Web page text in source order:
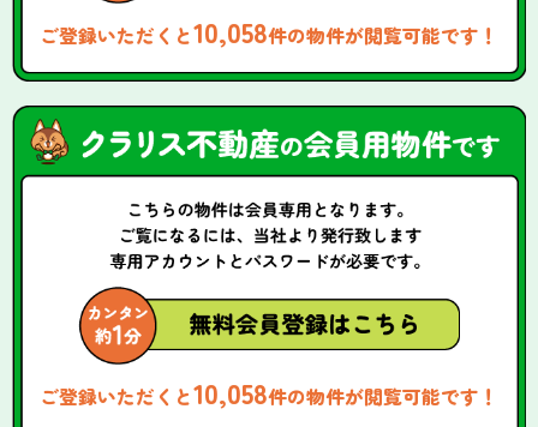
ご登録いただくと10,058件の物件が閲覧可能です！
ご登録いただくと10,058件の物件が閲覧可能です！